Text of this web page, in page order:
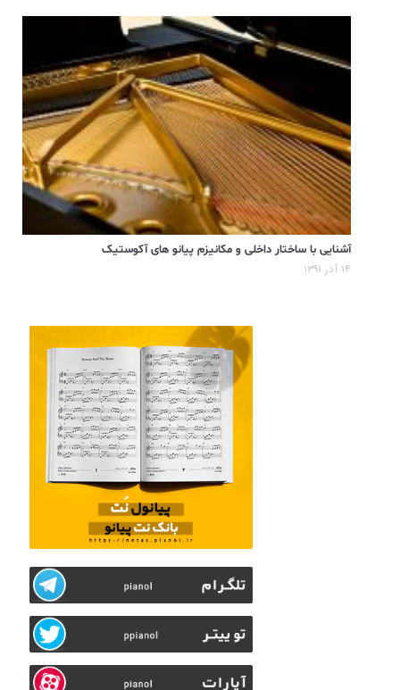
آشنایی با ساختار داخلی و مکانیزم پیانو های آکوستیک
۱۴ آذر ۱۳۹۱